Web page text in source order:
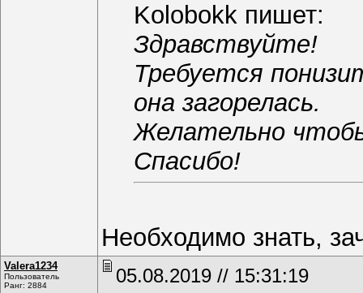
Kolobokk пишет:
Здравствуйте!
Требуется
она загорелась.
Желательно
Спасибо!
Необходимо знать,
Valerа1234
Пользователь
Ранг: 2884
05.08.2019 // 15:31:19